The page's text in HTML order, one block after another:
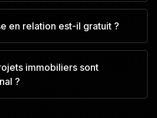
en relation est-il gratuit ?
immobiliers sont
?